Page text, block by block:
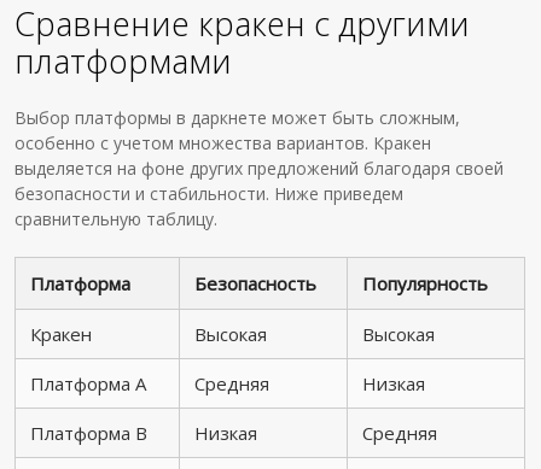
Сравнение кракен с другими
платформами
Выбор платформы в даркнете может быть сложным,
особенно с учетом множества вариантов. Кракен
выделяется на фоне других предложений благодаря своей
безопасности и стабильности. Ниже приведем
сравнительную таблицу.
Платформа Безопасность Популярность
Кракен Высокая Высокая
Платформа A Средняя Низкая
Платформа B Низкая Средняя